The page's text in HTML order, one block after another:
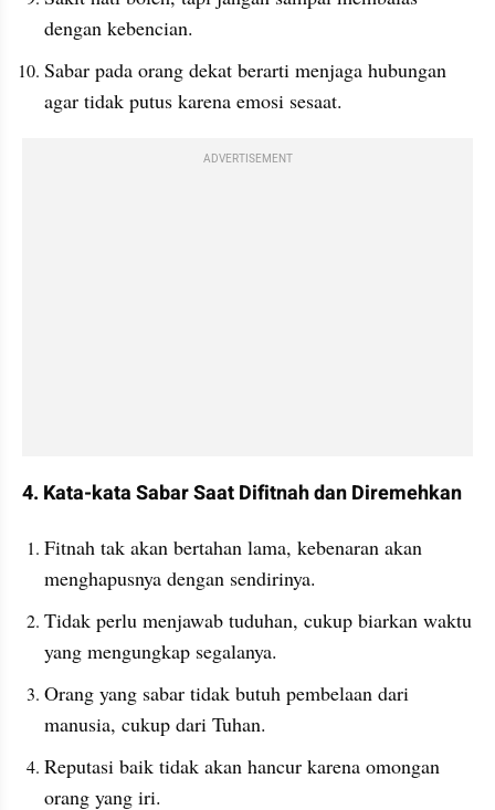
dengan kebencian.
Sabar pada orang dekat berarti menjaga hubungan
agar tidak putus karena emosi sesaat.
ADVERTISEMENT
4. Kata-kata Sabar Saat Difitnah dan Diremehkan
Fitnah tak akan bertahan lama, kebenaran akan
menghapusnya dengan sendirinya.
Tidak perlu menjawab tuduhan, cukup biarkan waktu
yang mengungkap segalanya.
Orang yang sabar tidak butuh pembelaan dari
manusia, cukup dari Tuhan.
Reputasi baik tidak akan hancur karena omongan
orang yang iri.